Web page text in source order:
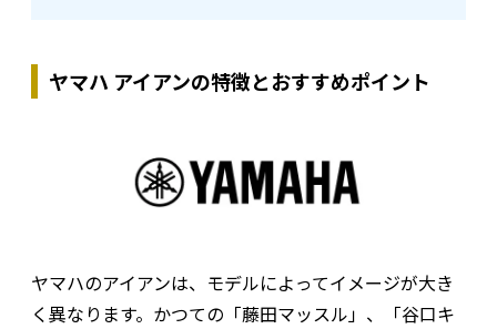
ヤマハ アイアンの特徴とおすすめポイント
ヤマハのアイアンは、モデルによってイメージが大き
く異なります。かつての「藤田マッスル」、「谷口キ